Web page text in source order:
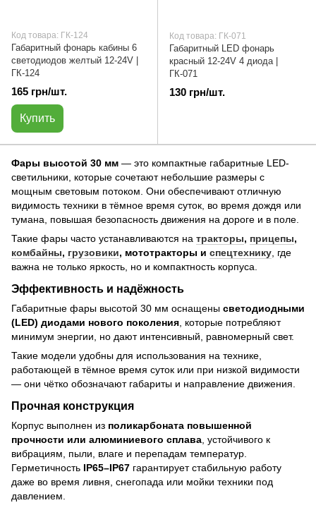
Код товара: ГК-124
Габаритный фонарь кабины 6
светодиодов желтый 12-24V |
ГК-124
165 грн/шт.
Купить
Код товара: ГК-071
Габаритный LED фонарь
красный 12-24V 4 диода |
ГК-071
130 грн/шт.
Фары высотой 30 мм — это компактные габаритные LED-
светильники, которые сочетают небольшие размеры с
мощным световым потоком. Они обеспечивают отличную
видимость техники в тёмное время суток, во время дождя или
тумана, повышая безопасность движения на дороге и в поле.
Такие фары часто устанавливаются на тракторы, прицепы,
комбайны, грузовики, мототракторы и спецтехнику , где
важна не только яркость, но и компактность корпуса.
Эффективность и надёжность
Габаритные фары высотой 30 мм оснащены светодиодными
(LED) диодами нового поколения , которые потребляют
минимум энергии, но дают интенсивный, равномерный свет.
Такие модели удобны для использования на технике,
работающей в тёмное время суток или при низкой видимости
— они чётко обозначают габариты и направление движения.
Прочная конструкция
Корпус выполнен из поликарбоната повышенной
прочности или алюминиевого сплава , устойчивого к
вибрациям, пыли, влаге и перепадам температур.
Герметичность IP65–IP67 гарантирует стабильную работу
даже во время ливня, снегопада или мойки техники под
давлением.